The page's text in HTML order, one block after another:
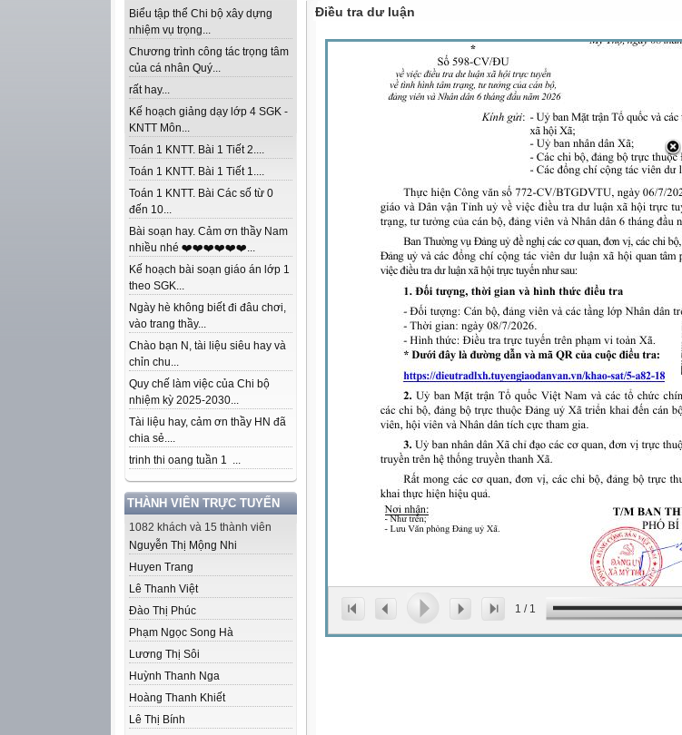
Biểu tập thể Chi bộ xây dựng
nhiệm vụ trọng...
Chương trình công tác trọng tâm
của cá nhân Quý...
rất hay...
Kế hoạch giảng dạy lớp 4 SGK -
KNTT Môn...
Toán 1 KNTT. Bài 1 Tiết 2....
Toán 1 KNTT. Bài 1 Tiết 1....
Toán 1 KNTT. Bài Các số từ 0
đến 10...
Bài soạn hay. Cảm ơn thầy Nam
nhiều nhé ❤️❤️❤️❤️❤️❤️...
Kế hoạch bài soạn giáo án lớp 1
theo SGK...
Ngày hè không biết đi đâu chơi,
vào trang thầy...
Chào bạn N, tài liệu siêu hay và
chỉn chu...
Quy chế làm việc của Chi bộ
nhiệm kỳ 2025-2030...
Tài liệu hay, cảm ơn thầy HN đã
chia sẻ....
trinh thi oang tuần 1 ...
THÀNH VIÊN TRỰC TUYẾN
1082 khách và 15 thành viên
Nguyễn Thị Mộng Nhi
Huyen Trang
Lê Thanh Việt
Đào Thị Phúc
Phạm Ngọc Song Hà
Lương Thị Sôi
Huỳnh Thanh Nga
Hoàng Thanh Khiết
Lê Thị Bính
Điều tra dư luận
1 / 1